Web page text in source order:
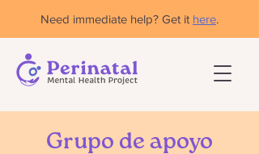
Need immediate help? Get it here.
Grupo de apoyo